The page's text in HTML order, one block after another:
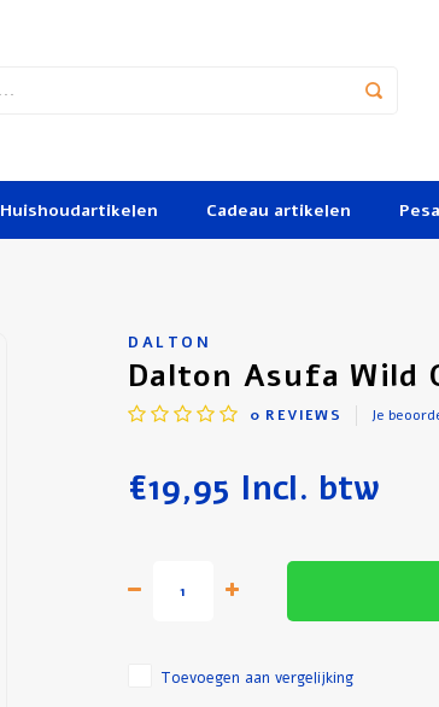
Huishoudartikelen Cadeau artikelen
DALTON
Dalton Asufa Wild
0 REVIEWS Je
€19,95 Incl. btw
Toevoegen aan vergelijking